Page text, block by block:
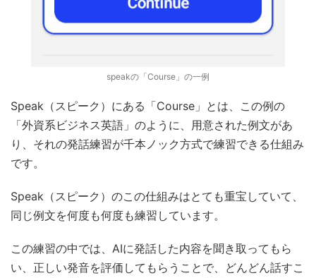
speakの「Course」の一例
Speak（スピーク）にある「Course」とは、この例の
「外資系ビジネス英語」のように、用意された例文があ
り、それの発話練習が千本ノック方式で練習できる仕組み
です。
Speak（スピーク）のこの仕組みはとても重宝していて、
同じ例文を何度も何度も練習しています。
この練習の中では、AIに発話した内容を聞き取ってもら
い、正しい発音を評価してもらうことで、どんどん話すこ